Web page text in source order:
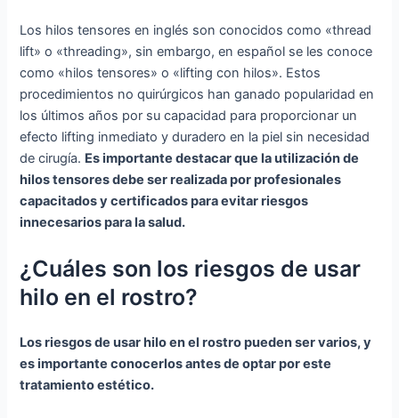
Los hilos tensores en inglés son conocidos como «thread
lift» o «threading», sin embargo, en español se les conoce
como «hilos tensores» o «lifting con hilos». Estos
procedimientos no quirúrgicos han ganado popularidad en
los últimos años por su capacidad para proporcionar un
efecto lifting inmediato y duradero en la piel sin necesidad
de cirugía. Es importante destacar que la utilización de
hilos tensores debe ser realizada por profesionales
capacitados y certificados para evitar riesgos
innecesarios para la salud.
¿Cuáles son los riesgos de usar
hilo en el rostro?
Los riesgos de usar hilo en el rostro pueden ser varios, y
es importante conocerlos antes de optar por este
tratamiento estético.